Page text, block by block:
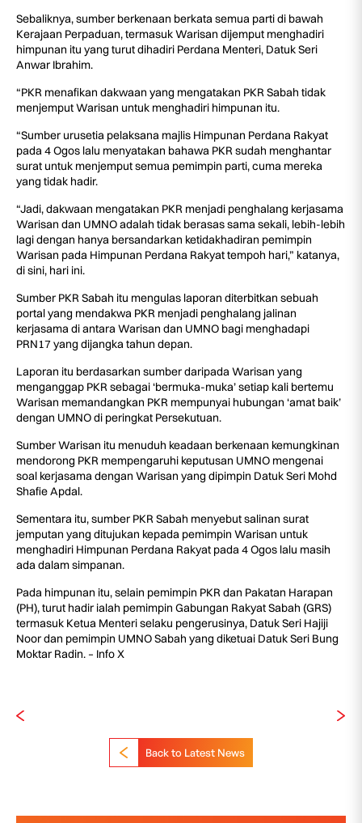
Sebaliknya, sumber berkenaan berkata semua parti di bawah
Kerajaan Perpaduan, termasuk Warisan dijemput menghadiri
himpunan itu yang turut dihadiri Perdana Menteri, Datuk Seri
Anwar Ibrahim.
“PKR menafikan dakwaan yang mengatakan PKR Sabah tidak
menjemput Warisan untuk menghadiri himpunan itu.
“Sumber urusetia pelaksana majlis Himpunan Perdana Rakyat
pada 4 Ogos lalu menyatakan bahawa PKR sudah menghantar
surat untuk menjemput semua pemimpin parti, cuma mereka
yang tidak hadir.
“Jadi, dakwaan mengatakan PKR menjadi penghalang kerjasama
Warisan dan UMNO adalah tidak berasas sama sekali, lebih-lebih
lagi dengan hanya bersandarkan ketidakhadiran pemimpin
Warisan pada Himpunan Perdana Rakyat tempoh hari,” katanya,
di sini, hari ini.
Sumber PKR Sabah itu mengulas laporan diterbitkan sebuah
portal yang mendakwa PKR menjadi penghalang jalinan
kerjasama di antara Warisan dan UMNO bagi menghadapi
PRN17 yang dijangka tahun depan.
Laporan itu berdasarkan sumber daripada Warisan yang
menganggap PKR sebagai ‘bermuka-muka’ setiap kali bertemu
Warisan memandangkan PKR mempunyai hubungan ‘amat baik’
dengan UMNO di peringkat Persekutuan.
Sumber Warisan itu menuduh keadaan berkenaan kemungkinan
mendorong PKR mempengaruhi keputusan UMNO mengenai
soal kerjasama dengan Warisan yang dipimpin Datuk Seri Mohd
Shafie Apdal.
Sementara itu, sumber PKR Sabah menyebut salinan surat
jemputan yang ditujukan kepada pemimpin Warisan untuk
menghadiri Himpunan Perdana Rakyat pada 4 Ogos lalu masih
ada dalam simpanan.
Pada himpunan itu, selain pemimpin PKR dan Pakatan Harapan
(PH), turut hadir ialah pemimpin Gabungan Rakyat Sabah (GRS)
termasuk Ketua Menteri selaku pengerusinya, Datuk Seri Hajiji
Noor dan pemimpin UMNO Sabah yang diketuai Datuk Seri Bung
Moktar Radin. – Info X
Back to Latest News